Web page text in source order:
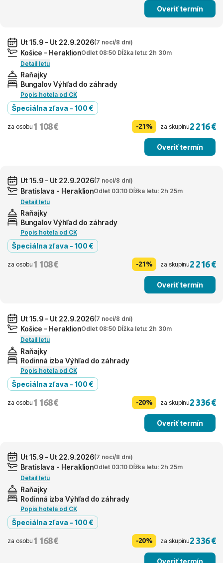
Overiť termín
Ut 15.9 - Ut 22.9.2026(7 nocí/8 dní)
Košice - HeraklionOdlet 08:50 Dĺžka letu: 2h 30m
Detail letu
Raňajky
Bungalov Výhľad do záhrady
Popis hotela od CK
Špeciálna zľava - 100 €
za osobu 1 108 € -21% za skupinu2 216 €
Overiť termín
Ut 15.9 - Ut 22.9.2026(7 nocí/8 dní)
Bratislava - HeraklionOdlet 03:10 Dĺžka letu: 2h 25m
Detail letu
Raňajky
Bungalov Výhľad do záhrady
Popis hotela od CK
Špeciálna zľava - 100 €
za osobu 1 108 € -21% za skupinu2 216 €
Overiť termín
Ut 15.9 - Ut 22.9.2026(7 nocí/8 dní)
Košice - HeraklionOdlet 08:50 Dĺžka letu: 2h 30m
Detail letu
Raňajky
Rodinná izba Výhľad do záhrady
Popis hotela od CK
Špeciálna zľava - 100 €
za osobu 1 168 € -20% za skupinu2 336 €
Overiť termín
Ut 15.9 - Ut 22.9.2026(7 nocí/8 dní)
Bratislava - HeraklionOdlet 03:10 Dĺžka letu: 2h 25m
Detail letu
Raňajky
Rodinná izba Výhľad do záhrady
Popis hotela od CK
Špeciálna zľava - 100 €
za osobu 1 168 € -20% za skupinu2 336 €